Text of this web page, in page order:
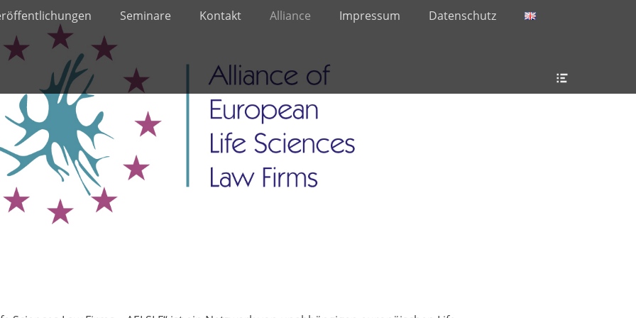
Seminare Kontakt Alliance Impressum Datenschutz